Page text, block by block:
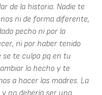
de la historia. Nadie te
ni de forma diferente,
pecho ni por la
ni por haber tenido
se te culpa pq en tu
lo hecho y te
a hacer las madres. La